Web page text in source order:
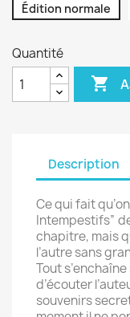
Édition normale
Quantité

Description
Ce qui fait
Intempestifs”
chapitre, mais
l’autre sans
Tout
d’écouter
souvenirs